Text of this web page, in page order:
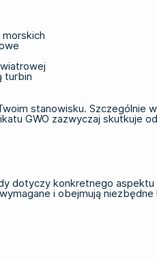
turbin
stanowisku.
GWO zazwyczaj skutkuje
dotyczy konkretnego
wymagane i obejmują